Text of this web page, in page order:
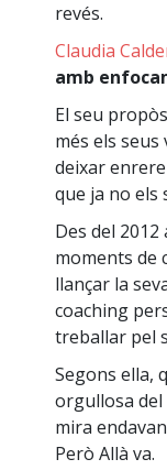
revés.
Claudia
amb
El seu
més els
deixar
que ja no els
Des del
moments de
llançar la
coaching
treballar pel
Segons ella,
orgullosa
mira
Però Allà va.